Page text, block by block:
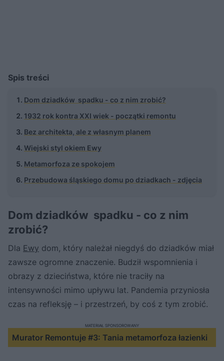
Spis treści
Dom dziadków spadku - co z nim zrobić?
1932 rok kontra XXI wiek - początki remontu
Bez architekta, ale z własnym planem
Wiejski styl okiem Ewy
Metamorfoza ze spokojem
Przebudowa śląskiego domu po dziadkach - zdjęcia
Dom dziadków spadku - co z nim
zrobić?
Dla Ewy dom, który należał niegdyś do dziadków miał
zawsze ogromne znaczenie. Budził wspomnienia i
obrazy z dzieciństwa, które nie traciły na
intensywności mimo upływu lat. Pandemia przyniosła
czas na refleksję – i przestrzeń, by coś z tym zrobić.
Murator Remontuje #3: Tania metamorfoza łazienki
MATERIAŁ SPONSOROWANY